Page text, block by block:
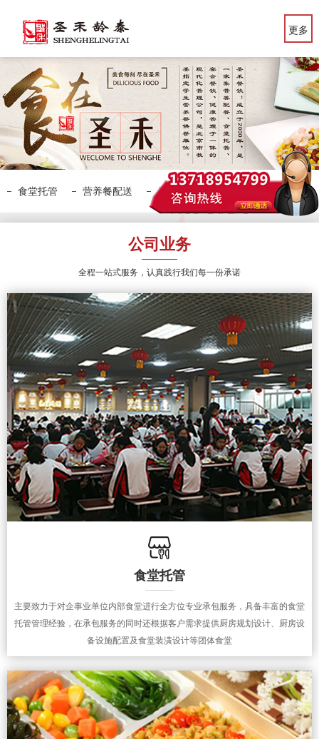
更多
食堂托管 营养餐配送 幼儿园餐
公司业务
全程一站式服务，认真践行我们每一份承诺
食堂托管
主要致力于对企事业单位内部食堂进行全方位专业承包服务，具备丰富的食堂
托管管理经验，在承包服务的同时还根据客户需求提供厨房规划设计、厨房设
备设施配置及食堂装潢设计等团体食堂